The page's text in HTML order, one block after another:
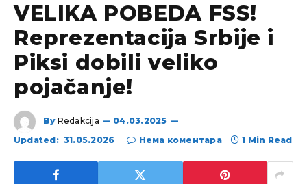
VELIKA POBEDA FSS!
Reprezentacija Srbije i
Piksi dobili veliko
pojačanje!
By Redakcija
04.03.2025
Updated: 31.05.2026 Нема коментара 1 Min Read